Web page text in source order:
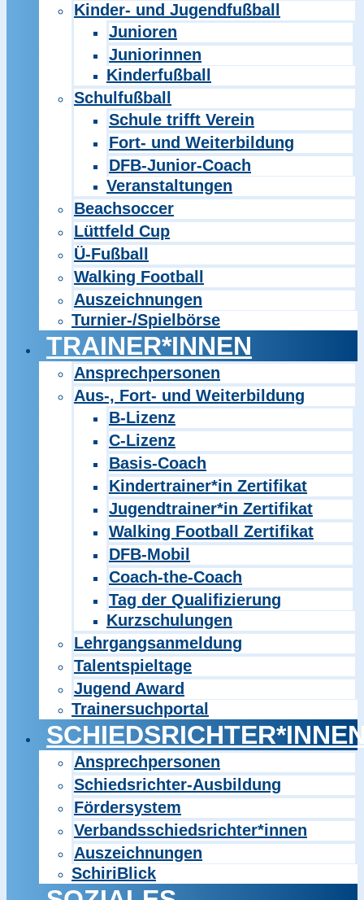
Kinder- und Jugendfußball
Junioren
Juniorinnen
Kinderfußball
Schulfußball
Schule trifft Verein
Fort- und Weiterbildung
DFB-Junior-Coach
Veranstaltungen
Beachsoccer
Lüttfeld Cup
Ü-Fußball
Walking Football
Auszeichnungen
Turnier-/Spielbörse
TRAINER*INNEN
Ansprechpersonen
Aus-, Fort- und Weiterbildung
B-Lizenz
C-Lizenz
Basis-Coach
Kindertrainer*in Zertifikat
Jugendtrainer*in Zertifikat
Walking Football Zertifikat
DFB-Mobil
Coach-the-Coach
Tag der Qualifizierung
Kurzschulungen
Lehrgangsanmeldung
Talentspieltage
Jugend Award
Trainersuchportal
Ansprechpersonen
Schiedsrichter-Ausbildung
Fördersystem
Verbandsschiedsrichter*innen
Auszeichnungen
SchiriBlick